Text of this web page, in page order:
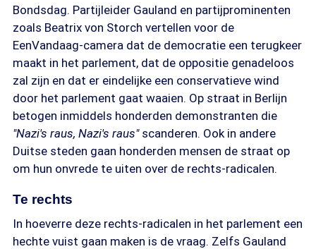
Bondsdag. Partijleider Gauland en partijprominenten
zoals Beatrix von Storch vertellen voor de
EenVandaag-camera dat de democratie een terugkeer
maakt in het parlement, dat de oppositie genadeloos
zal zijn en dat er eindelijke een conservatieve wind
door het parlement gaat waaien. Op straat in Berlijn
betogen inmiddels honderden demonstranten die
"Nazi's raus, Nazi's raus" scanderen. Ook in andere
Duitse steden gaan honderden mensen de straat op
om hun onvrede te uiten over de rechts-radicalen.
Te rechts
In hoeverre deze rechts-radicalen in het parlement een
hechte vuist gaan maken is de vraag. Zelfs Gauland